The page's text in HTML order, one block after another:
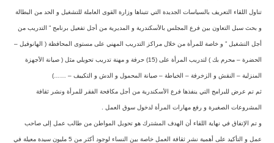
تناول اللقاء التعريف بالسياسات الجديدة التي تتبناها وزارة القوى العاملة للتشغيل و الحد من البطالة
و بحث سبل التعاون بين فرع المجلس بالأسكندرية و المديرية من أجل تفعيل برنامج ” التدريب من
أجل التشغيل ” و خاصة للمرأة من خلال مراكز التدريب المهني على مستوى المحافظة ( الهانوفيل –
الحضرة – محرم بك ) لتدريب المرأة على (15) حرفة و مهنة تدريب تحويلي مثل ( صيانة الأجهزة
المنزلية – النقش و الزخرفة – الخياطة – صيانة المحمول و الدش و التكييف – ……)
ثم تم عرض للبرامج التي ينفذها فرع الأسكندرية من أجل مكافحة الفقر للمرأة ونشر ثقافة
المشروعات الصغيرة و رفع مهارات المرأة لدخول سوق العمل .
و تم الإتفاق في نهاية اللقاء أن الهدف المشترك هو تحويل المواطن من طالب عمل إلى صاحب
عمل و التأكيد على أهمية نشر ثقافة العمل خاصة بين النساء لوجود أكثر من 5 مليون سيدة معيلة في